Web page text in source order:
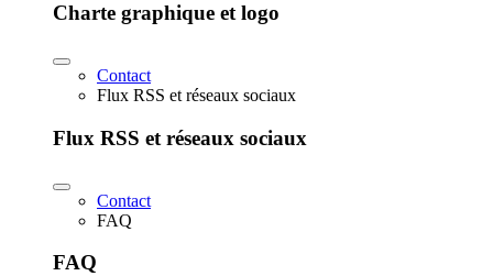
Charte graphique et logo
Contact
Flux RSS et réseaux sociaux
Flux RSS et réseaux sociaux
Contact
FAQ
FAQ